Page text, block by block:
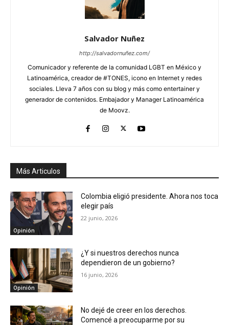
Salvador Nuñez
http://salvadornuñez.com/
Comunicador y referente de la comunidad LGBT en México y
Latinoamérica, creador de #TONES, icono en Internet y redes
sociales. Lleva 7 años con su blog y más como entertainer y
generador de contenidos. Embajador y Manager Latinoamérica
de Moovz.
Más Articulos
Opinión
Colombia eligió presidente. Ahora nos toca
elegir país
22 junio, 2026
Opinión
¿Y si nuestros derechos nunca
dependieron de un gobierno?
16 junio, 2026
No dejé de creer en los derechos.
Comencé a preocuparme por su